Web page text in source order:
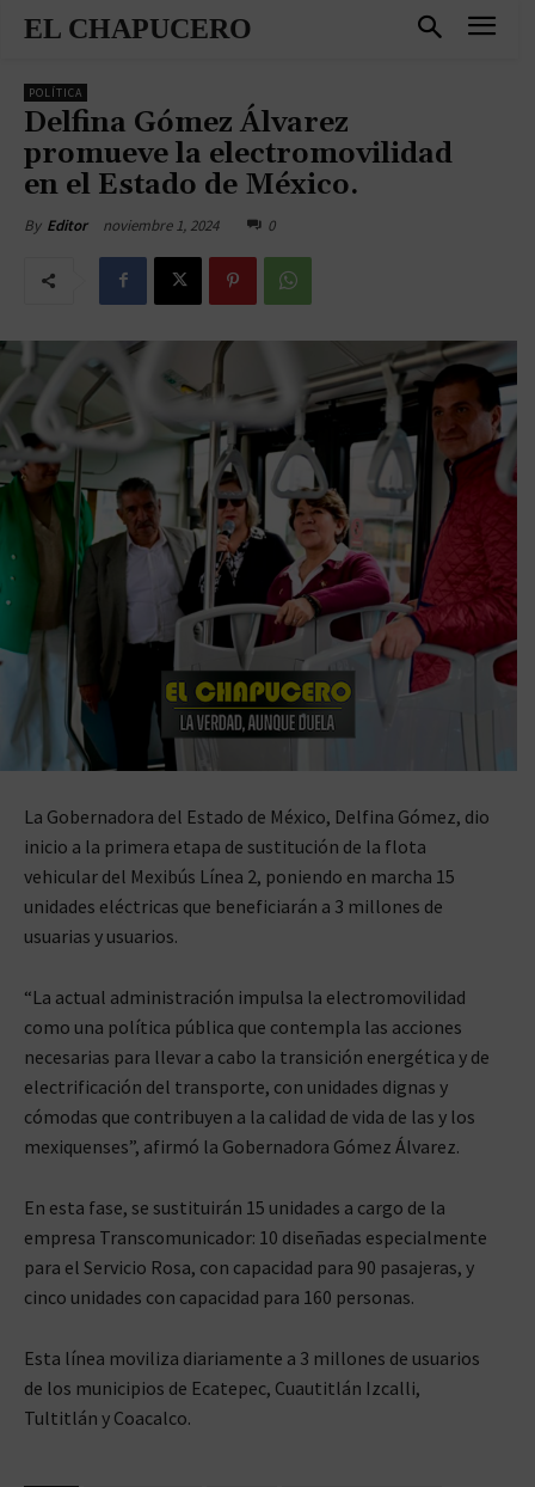
EL CHAPUCERO
POLÍTICA
Delfina Gómez Álvarez
promueve la electromovilidad
en el Estado de México.
By Editor noviembre 1, 2024 0
La Gobernadora del Estado de México, Delfina Gómez, dio
inicio a la primera etapa de sustitución de la flota
vehicular del Mexibús Línea 2, poniendo en marcha 15
unidades eléctricas que beneficiarán a 3 millones de
usuarias y usuarios.
“La actual administración impulsa la electromovilidad
como una política pública que contempla las acciones
necesarias para llevar a cabo la transición energética y de
electrificación del transporte, con unidades dignas y
cómodas que contribuyen a la calidad de vida de las y los
mexiquenses”, afirmó la Gobernadora Gómez Álvarez.
En esta fase, se sustituirán 15 unidades a cargo de la
empresa Transcomunicador: 10 diseñadas especialmente
para el Servicio Rosa, con capacidad para 90 pasajeras, y
cinco unidades con capacidad para 160 personas.
Esta línea moviliza diariamente a 3 millones de usuarios
de los municipios de Ecatepec, Cuautitlán Izcalli,
Tultitlán y Coacalco.